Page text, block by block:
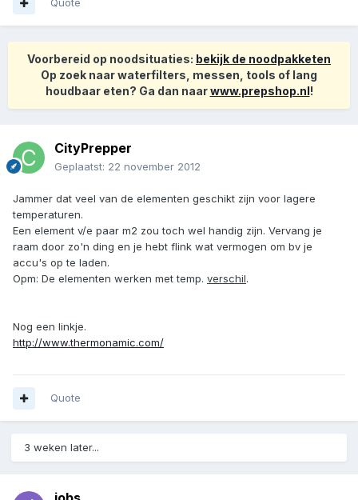
Quote
Voorbereid op noodsituaties: bekijk de noodpakketen
Op zoek naar waterfilters, messen, tools of lang
houdbaar eten? Ga dan naarwww.prepshop.nl!
CityPrepper
Geplaatst: 22 november 2012
Jammer dat veel van de elementen geschikt zijn voor lagere
temperaturen.
Een element v/e paar m2 zou toch wel handig zijn. Vervang je
raam door zo'n ding en je hebt flink wat vermogen om bv je
accu's op te laden.
Opm: De elementen werken met temp. verschil.
Nog een linkje.
http://www.thermonamic.com/
Quote
3 weken later...